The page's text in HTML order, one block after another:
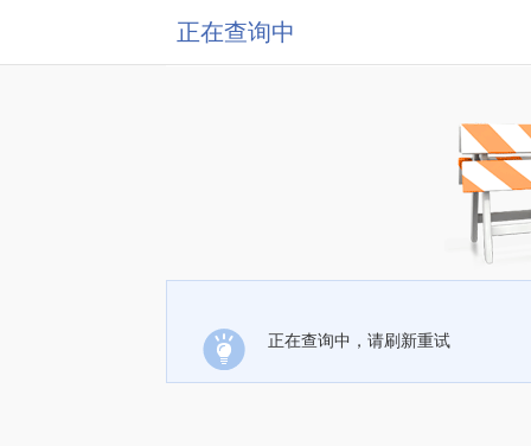
正在查询中
正在查询中，请刷新重试